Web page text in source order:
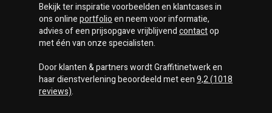
Bekijk ter inspiratie voorbeelden en klantcases in
ons onlineportfolioen neem voor informatie,
advies of een prijsopgave vrijblijvendcontactop
met één van onze specialisten.
Door klanten & partners wordtGraffitinetwerken
haar dienstverlening beoordeeld met een9,2(1018
reviews).